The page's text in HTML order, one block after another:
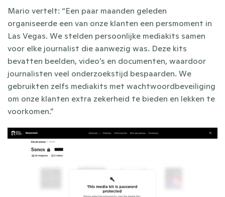
Mario vertelt: “Een paar maanden geleden
organiseerde een van onze klanten een persmoment in
Las Vegas. We stelden persoonlijke mediakits samen
voor elke journalist die aanwezig was. Deze kits
bevatten beelden, video’s en documenten, waardoor
journalisten veel onderzoekstijd bespaarden. We
gebruikten zelfs mediakits met wachtwoordbeveiliging
om onze klanten extra zekerheid te bieden en lekken te
voorkomen.”